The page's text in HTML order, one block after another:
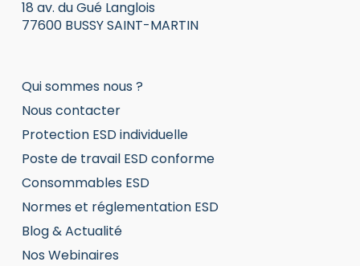
18 av. du Gué Langlois
77600 BUSSY SAINT-MARTIN
Qui sommes nous ?
Nous contacter
Protection ESD individuelle
Poste de travail ESD conforme
Consommables ESD
Normes et réglementation ESD
Blog & Actualité
Nos Webinaires